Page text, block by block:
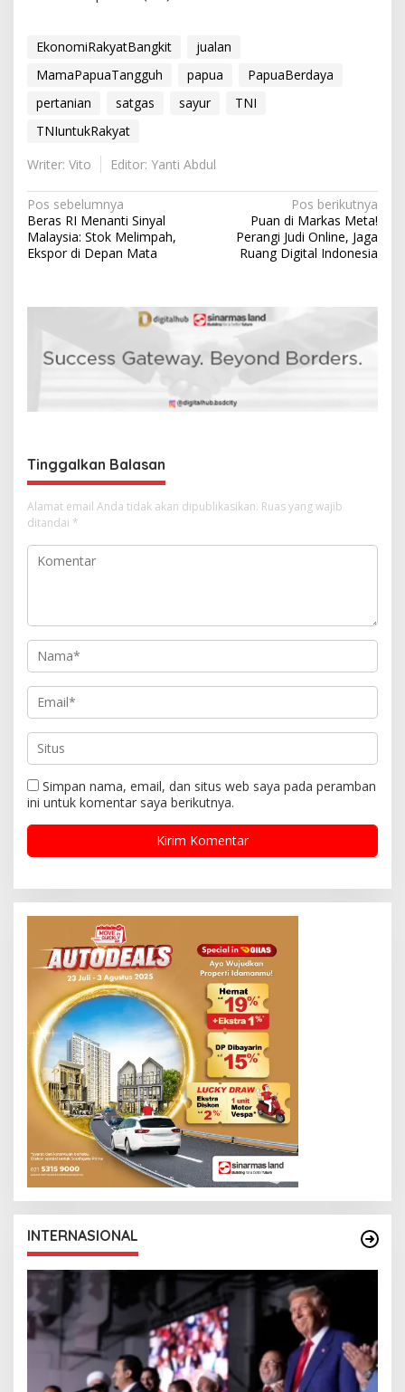
EkonomiRakyatBangkit
jualan
MamaPapuaTangguh
papua
PapuaBerdaya
pertanian
satgas sayur
TNI
TNIuntukRakyat
Writer: Vito
Editor: Yanti Abdul
N
a
v
g
p
s
Pos sebelumnya
Beras RI Menanti Sinyal
Malaysia: Stok Melimpah,
Ekspor di Depan Mata
Pos berikutnya
Puan di Markas Meta!
Perangi Judi Online, Jaga
Ruang Digital Indonesia
Tinggalkan Balasan
Alamat email Anda tidak akan dipublikasikan. Ruas yang wajib
ditandai *
Simpan nama, email, dan situs web saya pada peramban
ini untuk komentar saya berikutnya.
INTERNASIONAL